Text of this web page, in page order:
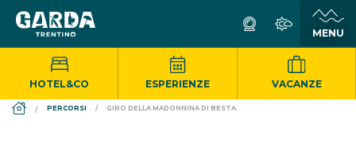
HOTEL&CO ESPERIENZE VACANZE
DS_BREADCRUMB.HOME
PERCORSI GIRO DELLA MADONNINA DI BESTA